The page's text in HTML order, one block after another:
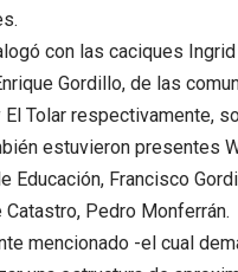
con las caciques
Gordillo, de las
El Tolar respectivamente,
estuvieron presentes
Educación, Francisco
Pedro Monferrán.
mencionado -el cual